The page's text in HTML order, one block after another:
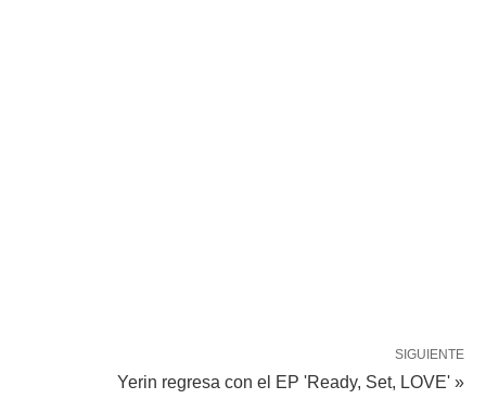
SIGUIENTE
Yerin regresa con el EP 'Ready, Set, LOVE' »